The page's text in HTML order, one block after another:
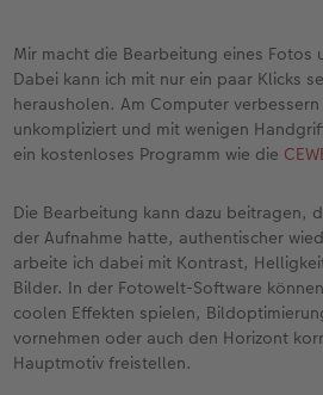
Mir macht die Bearbeitung eines Fotos
Dabei kann ich mit nur ein paar Klicks
herausholen. Am Computer
unkompliziert und mit wenigen
ein kostenloses Programm wie die
Die Bearbeitung kann dazu beitragen,
der Aufnahme hatte, authentischer
arbeite ich dabei mit Kontrast,
Bilder. In der Fotowelt-Software
coolen Effekten spielen,
vornehmen oder auch den Horizont
Hauptmotiv freistellen.